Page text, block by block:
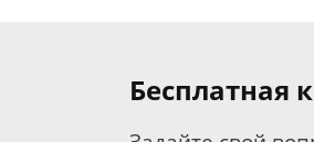
Бесплатная